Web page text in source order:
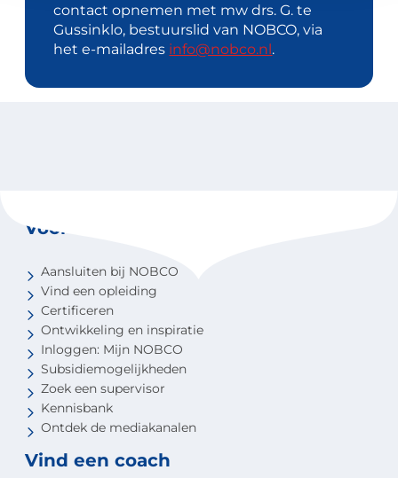
contact opnemen met mw drs. G. te
Gussinklo, bestuurslid van NOBCO, via
het e-mailadres info@nobco.nl.
Voor coaches
Aansluiten bij NOBCO
Vind een opleiding
Certificeren
Ontwikkeling en inspiratie
Inloggen: Mijn NOBCO
Subsidiemogelijkheden
Zoek een supervisor
Kennisbank
Ontdek de mediakanalen
Vind een coach